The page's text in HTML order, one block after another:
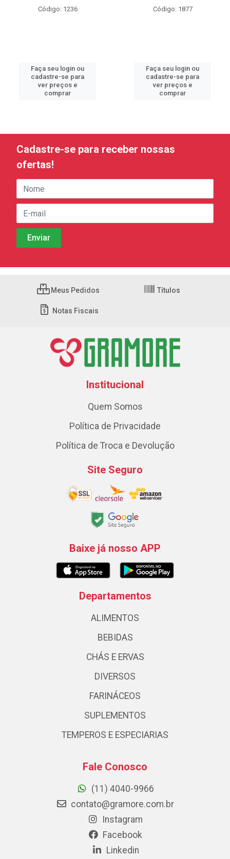
Código: 1236
Faça seu login ou
cadastre-se para
ver preços e
comprar
Código: 1877
Faça seu login ou
cadastre-se para
ver preços e
comprar
Cadastre-se para receber nossas
ofertas!
Meus Pedidos Títulos
Notas Fiscais
Institucional
Quem Somos
Política de Privacidade
Política de Troca e Devolução
Site Seguro
Baixe já nosso APP
Departamentos
ALIMENTOS
BEBIDAS
CHÁS E ERVAS
DIVERSOS
FARINÁCEOS
SUPLEMENTOS
TEMPEROS E ESPECIARIAS
Fale Conosco
(11) 4040-9966
contato@gramore.com.br
Instagram
Facebook
Linkedin